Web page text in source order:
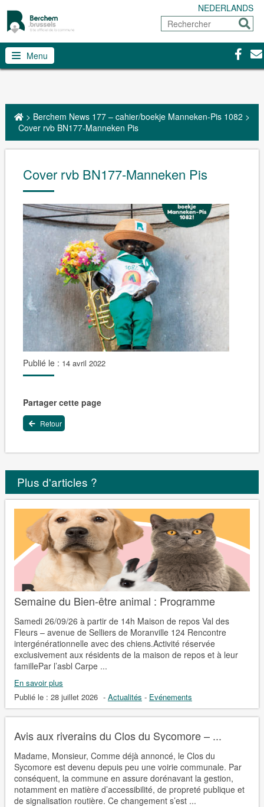
NEDERLANDS
Rechercher
Menu
> Berchem News 177 – cahier/boekje Manneken-Pis 1082 >
Cover rvb BN177-Manneken Pis
Cover rvb BN177-Manneken Pis
Publié le : 14 avril 2022
Partager cette page
Retour
Plus d'articles ?
Semaine du Bien-être animal : Programme
Samedi 26/09/26 à partir de 14h Maison de repos Val des
Fleurs – avenue de Selliers de Moranville 124 Rencontre
intergénérationnelle avec des chiens.Activité réservée
exclusivement aux résidents de la maison de repos et à leur
famillePar l’asbl Carpe ...
En savoir plus
Publié le : 28 juillet 2026 - Actualités - Evénements
Avis aux riverains du Clos du Sycomore – ...
Madame, Monsieur, Comme déjà annoncé, le Clos du
Sycomore est devenu depuis peu une voirie communale. Par
conséquent, la commune en assure dorénavant la gestion,
notamment en matière d’accessibilité, de propreté publique et
de signalisation routière. Ce changement s’est ...